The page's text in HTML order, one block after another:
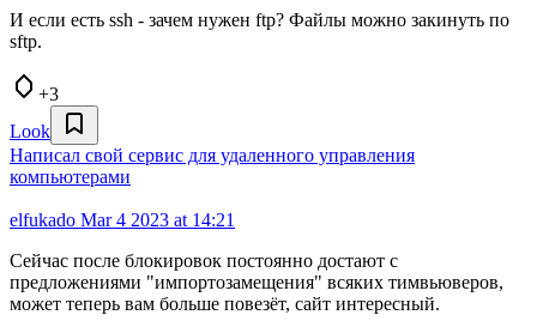
И если есть ssh - зачем нужен ftp? Файлы можно закинуть по
sftp.
+3
Look
Написал свой сервис для удаленного управления
компьютерами
elfukado Mar 4 2023 at 14:21
Сейчас после блокировок постоянно достают с
предложениями "импортозамещения" всяких тимвьюверов,
может теперь вам больше повезёт, сайт интересный.